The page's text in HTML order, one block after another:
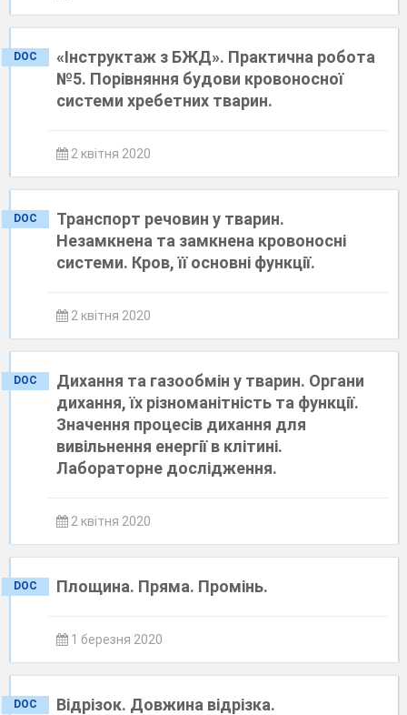
DOC
«Інструктаж з БЖД». Практична робота
№5. Порівняння будови кровоносної
системи хребетних тварин.
2 квітня 2020
DOC
Транспорт речовин у тварин.
Незамкнена та замкнена кровоносні
системи. Кров, її основні функції.
2 квітня 2020
DOC
Дихання та газообмін у тварин. Органи
дихання, їх різноманітність та функції.
Значення процесів дихання для
вивільнення енергії в клітині.
Лабораторне дослідження.
2 квітня 2020
DOC Площина. Пряма. Промінь.
1 березня 2020
DOC Відрізок. Довжина відрізка.